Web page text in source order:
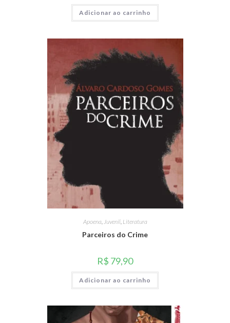
Adicionar ao carrinho
Apoena Juvenil, Literatura
Parceiros do Crime
R$ 79,90
Adicionar ao carrinho